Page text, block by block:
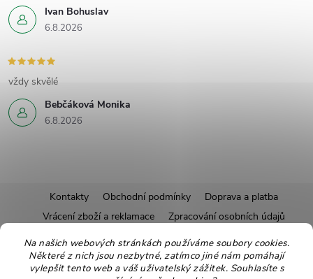
Na našich webových stránkách používáme soubory cookies.
Některé z nich jsou nezbytné, zatímco jiné nám pomáhají
vylepšit tento web a váš uživatelský zážitek. Souhlasíte s
Ivan Bohuslav
6.8.2026
Bebčáková Monika
6.8.2026
vždy skvělé
á
Kontakty Obchodní podmínky
Doprava a platba
Vrácení zboží a reklamace
Zpracování osobních údajů
Pravidla soutěží
Affiliate program
Recepty
Pro nové dodavatele
Ekologické balení Moje objednávka